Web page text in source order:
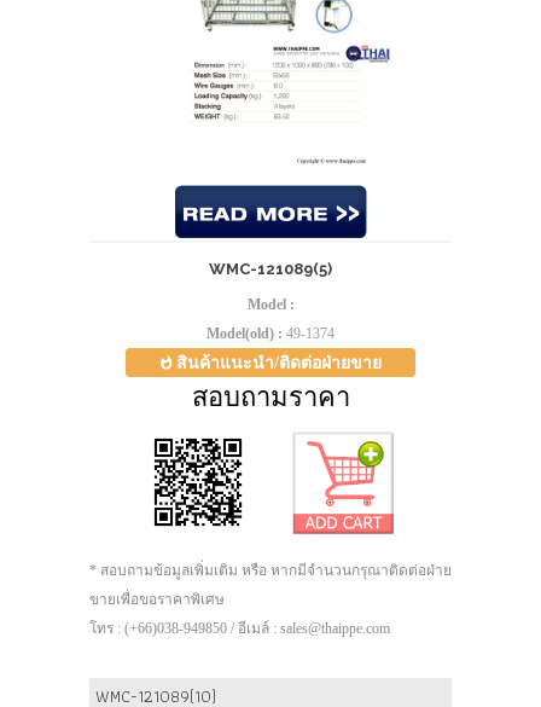
WMC-121089(5)
Model :
Model(old) : 49-1374
สินค้าแนะนำ/ติดต่อฝ่ายขาย
สอบถามราคา
* สอบถามข้อมูลเพิ่มเติม หรือ หากมีจำนวนกรุณาติดต่อฝ่าย
ขายเพื่อขอราคาพิเศษ
โทร : (+66)038-949850 / อีเมล์ : sales@thaippe.com
WMC-121089(10)